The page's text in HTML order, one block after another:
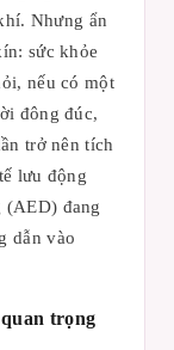
Nhưng ẩn
sức khỏe
nếu có một
đông đúc,
trở nên tích
lưu động
đang
dẫn vào
trọng